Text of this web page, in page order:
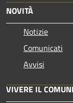
NOVITÀ
Notizie
Comunicati
Avvisi
VIVERE IL